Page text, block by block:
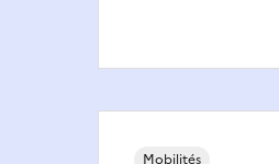
Mobilités